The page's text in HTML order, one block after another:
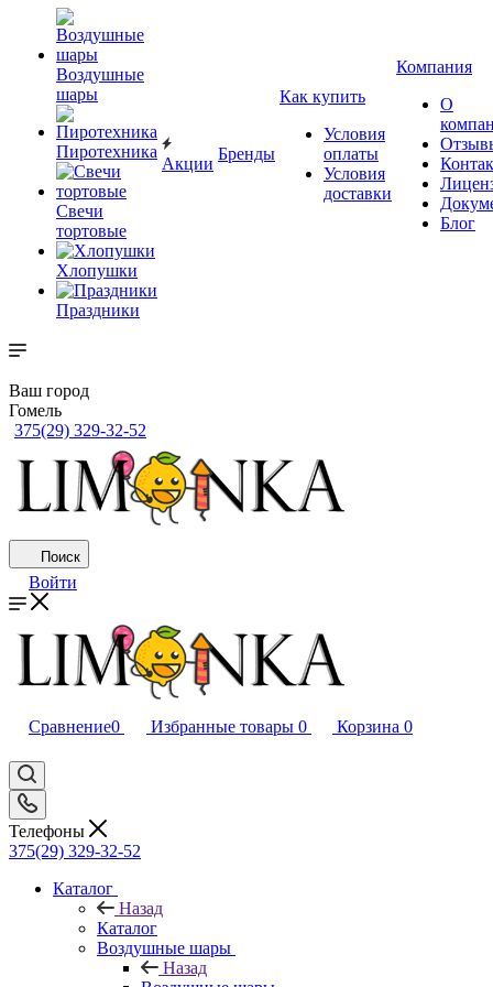
Воздушные
шары
Пиротехника
Свечи
тортовые
Хлопушки
Праздники
Акции
Бренды
Как купить
Условия
оплаты
Условия
доставки
Компания
О
Блог
Ваш город
Гомель
375(29) 329-32-52
Поиск
Войти
Сравнение0 Избранные товары 0 Корзина 0
Телефоны
375(29) 329-32-52
Каталог
Назад
Каталог
Воздушные шары
Назад